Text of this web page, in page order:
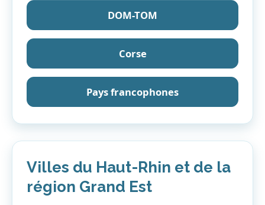
DOM-TOM
Corse
Pays francophones
Villes du Haut-Rhin et de la
région Grand Est